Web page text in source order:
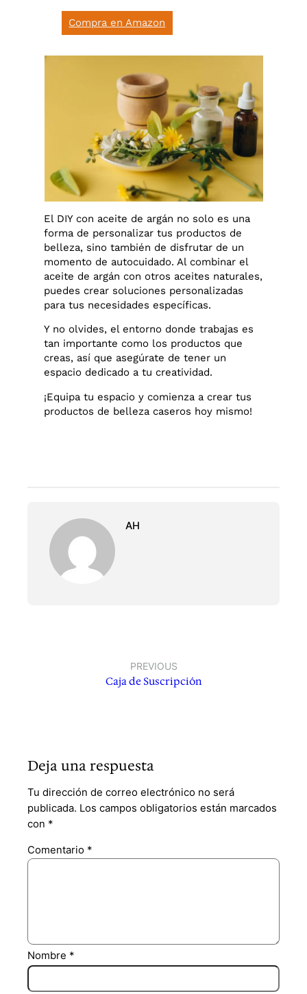
Compra en Amazon
El DIY con aceite de argán no solo es una
forma de personalizar tus productos de
belleza, sino también de disfrutar de un
momento de autocuidado. Al combinar el
aceite de argán con otros aceites naturales,
puedes crear soluciones personalizadas
para tus necesidades específicas.
Y no olvides, el entorno donde trabajas es
tan importante como los productos que
creas, así que asegúrate de tener un
espacio dedicado a tu creatividad.
¡Equipa tu espacio y comienza a crear tus
productos de belleza caseros hoy mismo!
AH
PREVIOUS
Caja de Suscripción
Deja una respuesta
Tu dirección de correo electrónico no será
publicada. Los campos obligatorios están marcados
con *
Comentario *
Nombre *